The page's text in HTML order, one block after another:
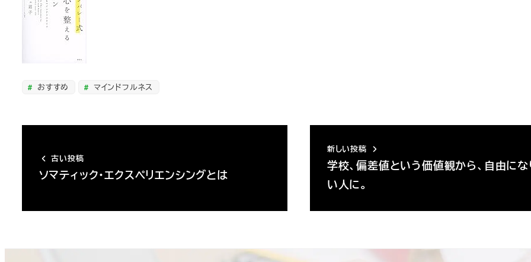
おすすめ マインドフルネス
古い投稿
ソマティック・エクスペリエンシングとは
新しい投稿
学校、偏差値という価値観から、自由に
い人に。